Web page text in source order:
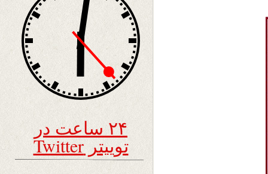
۲۴ ساعت در
توییتر Twitter